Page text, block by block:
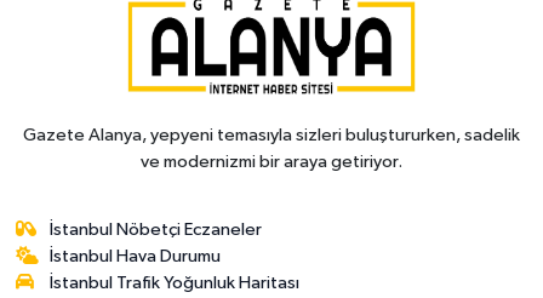
Gazete Alanya, yepyeni temasıyla sizleri buluştururken, sadelik
ve modernizmi bir araya getiriyor.
İstanbul Nöbetçi Eczaneler
İstanbul Hava Durumu
İstanbul Trafik Yoğunluk Haritası